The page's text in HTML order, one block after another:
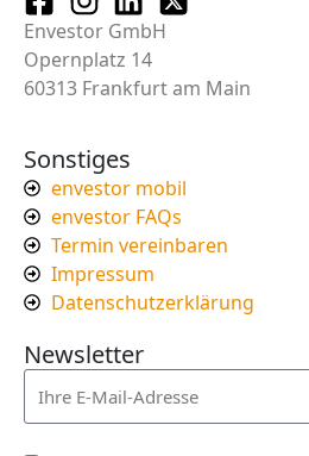
Envestor GmbH
Opernplatz 14
60313 Frankfurt am Main
Sonstiges
envestor mobil
envestor FAQs
Termin vereinbaren
Impressum
Datenschutzerklärung
Newsletter